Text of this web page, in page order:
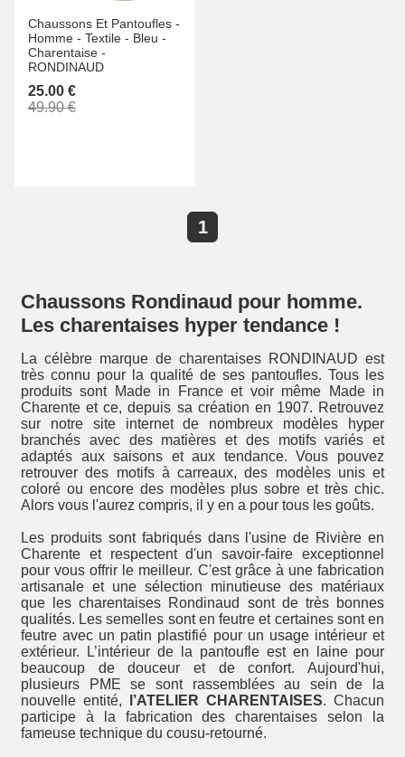
Chaussons Rondinaud pour homme.
Les charentaises hyper tendance !
La célèbre marque de charentaises RONDINAUD est
très connu pour la qualité de ses pantoufles. Tous les
produits sont Made in France et voir même Made in
Charente et ce, depuis sa création en 1907. Retrouvez
sur notre site internet de nombreux modèles hyper
branchés avec des matières et des motifs variés et
adaptés aux saisons et aux tendance. Vous pouvez
retrouver des motifs à carreaux, des modèles unis et
coloré ou encore des modèles plus sobre et très chic.
Alors vous l'aurez compris, il y en a pour tous les goûts.
Les produits sont fabriqués dans l'usine de Rivière en
Charente et respectent d'un savoir-faire exceptionnel
pour vous offrir le meilleur. C'est grâce à une fabrication
artisanale et une sélection minutieuse des matériaux
que les charentaises Rondinaud sont de très bonnes
qualités. Les semelles sont en feutre et certaines sont en
feutre avec un patin plastifié pour un usage intérieur et
extérieur. L’intérieur de la pantoufle est en laine pour
beaucoup de douceur et de confort. Aujourd'hui,
plusieurs PME se sont rassemblées au sein de la
nouvelle entité,
l’ATELIER CHARENTAISES. Chacun
participe à la fabrication des charentaises selon la
fameuse technique du cousu-retourné.
Chaussons Et Pantoufles -
Homme - Textile - Bleu -
Charentaise -
RONDINAUD
25.00 €
49.90 €
1